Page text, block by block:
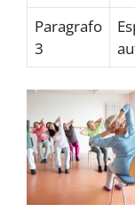
Paragrafo
3